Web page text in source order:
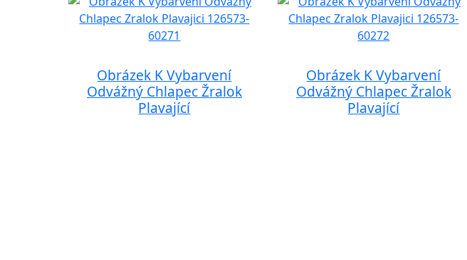
Obrázek K Vybarvení
Odvážný Chlapec Žralok
Plavající
Obrázek K Vybarvení
Odvážný Chlapec Žralok
Plavající